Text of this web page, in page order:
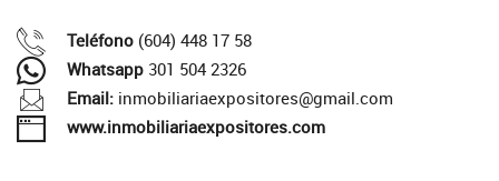
Teléfono (604) 448 17 58
Whatsapp 301 504 2326
Email: inmobiliariaexpositores@gmail.com
www.inmobiliariaexpositores.com